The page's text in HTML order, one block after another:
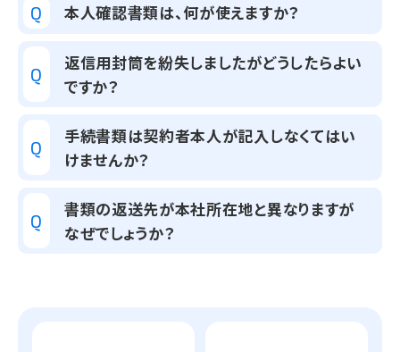
Q 本人確認書類は、何が使えますか？
Q
返信用封筒を紛失しましたがどうしたらよい
ですか？
Q
手続書類は契約者本人が記入しなくてはい
けませんか？
Q
書類の返送先が本社所在地と異なりますが
なぜでしょうか？